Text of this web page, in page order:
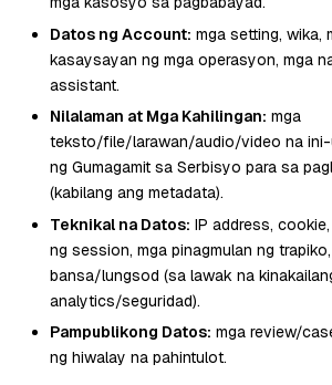
Datos ng Account: mga setting, wika,
kasaysayan ng mga operasyon, mga
assistant.
Nilalaman at Mga Kahilingan: mga
teksto/file/larawan/audio/video na
ng Gumagamit sa Serbisyo para sa
(kabilang ang metadata).
Teknikal na Datos: IP address,
ng session, mga pinagmulan ng
bansa/lungsod (sa lawak na
analytics/seguridad).
Pampublikong Datos: mga review/
ng hiwalay na pahintulot.